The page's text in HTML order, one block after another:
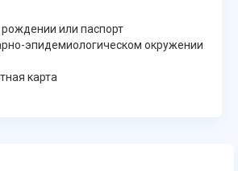
или паспорт
эпидемиологическом окружении
карта